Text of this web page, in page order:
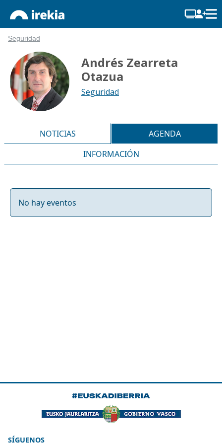
Seguridad
Andrés Zearreta
Otazua
Seguridad
NOTICIAS
AGENDA
INFORMACIÓN
No hay eventos
SÍGUENOS